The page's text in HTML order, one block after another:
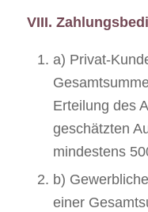
VIII.
a) Privat-
Erteilung des
geschätzten
mindestens
b)
einer